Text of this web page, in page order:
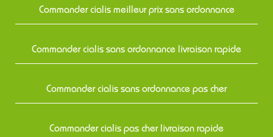
Commander cialis meilleur prix sans ordonnance
Commander cialis sans ordonnance livraison rapide
Commander cialis sans ordonnance pas cher
Commander cialis pas cher livraison rapide